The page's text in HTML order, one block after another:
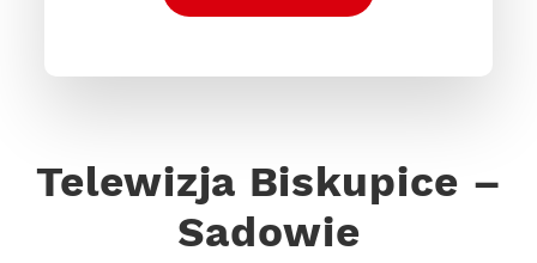
Telewizja Biskupice –
Sadowie